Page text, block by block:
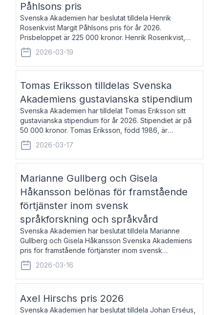
Påhlsons pris
Svenska Akademien har beslutat tilldela Henrik
Rosenkvist Margit Påhlsons pris för år 2026.
Prisbeloppet är 225 000 kronor. Henrik Rosenkvist,
född 1965, är professor i nordiska språk vid Göteborgs
universitet. Han disputerade 2004 på avhan
2026-03-19
Tomas Eriksson tilldelas Svenska
Akademiens gustavianska stipendium
Svenska Akademien har tilldelat Tomas Eriksson sitt
gustavianska stipendium för år 2026. Stipendiet är på
50 000 kronor. Tomas Eriksson, född 1986, är
projektledare inom marknadsföring och författare och
utkom i fjol med boken Syndabocken.
2026-03-17
Marianne Gullberg och Gisela
Håkansson belönas för framstående
förtjänster inom svensk
språkforskning och språkvård
Svenska Akademien har beslutat tilldela Marianne
Gullberg och Gisela Håkansson Svenska Akademiens
pris för framstående förtjänster inom svensk
språkforskning och språkvård till minne av Carl Gabriel
och Karin Forsberg för år 2026. Prissumma
2026-03-16
Axel Hirschs pris 2026
Svenska Akademien har beslutat tilldela Johan Erséus,